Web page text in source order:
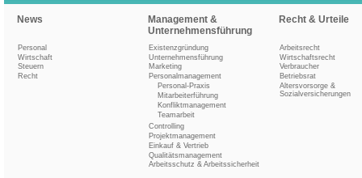
News
Personal
Wirtschaft
Steuern
Recht
Management &
Unternehmensführung
Existenzgründung
Unternehmensführung
Marketing
Personalmanagement
Personal-Praxis
Mitarbeiterführung
Konfliktmanagement
Teamarbeit
Controlling
Projektmanagement
Einkauf & Vertrieb
Qualitätsmanagement
Arbeitsschutz & Arbeitssicherheit
Recht & Urteile
Arbeitsrecht
Wirtschaftsrecht
Verbraucher
Betriebsrat
Altersvorsorge &
Sozialversicherungen